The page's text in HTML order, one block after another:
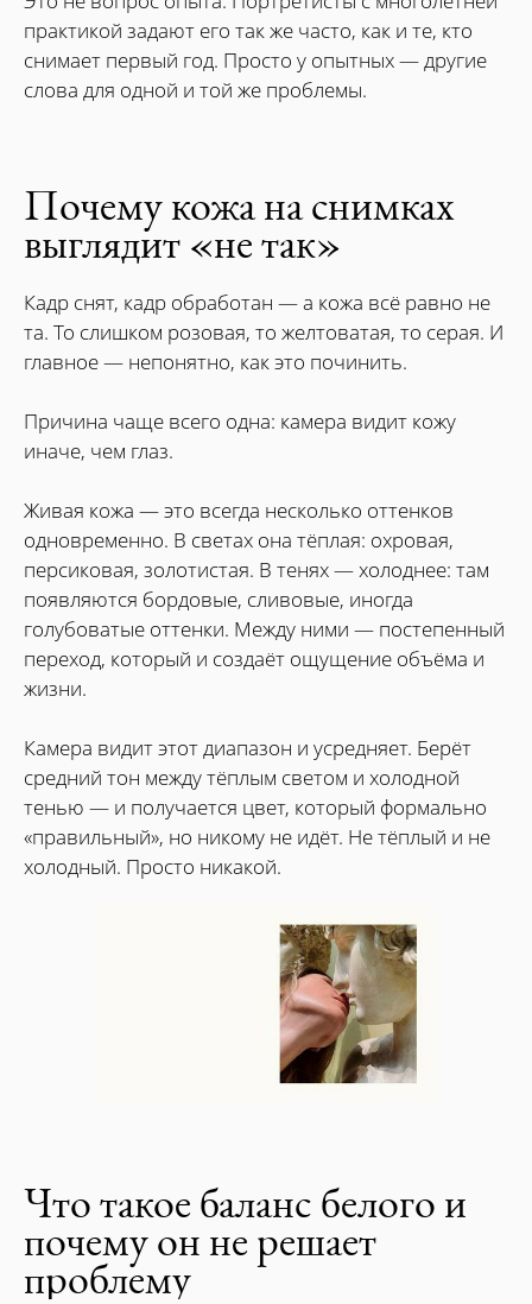
практикой задают его так же часто, как и те, кто
снимает первый год. Просто у опытных — другие
слова для одной и той же проблемы.
Почему кожа на снимках
выглядит «не так»
Кадр снят, кадр обработан — а кожа всё равно не
та. То слишком розовая, то желтоватая, то серая. И
главное — непонятно, как это починить.
Причина чаще всего одна: камера видит кожу
иначе, чем глаз.
Живая кожа — это всегда несколько оттенков
одновременно. В светах она тёплая: охровая,
персиковая, золотистая. В тенях — холоднее: там
появляются бордовые, сливовые, иногда
голубоватые оттенки. Между ними — постепенный
переход, который и создаёт ощущение объёма и
жизни.
Камера видит этот диапазон и усредняет. Берёт
средний тон между тёплым светом и холодной
тенью — и получается цвет, который формально
«правильный», но никому не идёт. Не тёплый и не
холодный. Просто никакой.
Что такое баланс белого и
почему он не решает
проблему